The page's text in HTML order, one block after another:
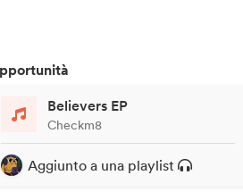
Believers EP
Checkm8
Aggiunto a una playlist